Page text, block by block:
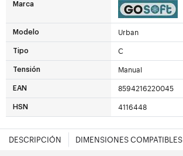
Marca
Modelo Urban
Tipo C
Tensión Manual
EAN 8594216220045
HSN 4116448
DESCRIPCIÓN DIMENSIONES COMPATIBLES